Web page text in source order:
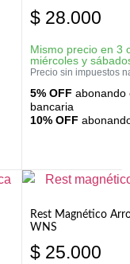
$ 28.000
Mismo precio en 3
miércoles y
Precio sin impuestos
5% OFF abonando
bancaria
10% OFF
Rest Magnético
WNS
$ 25.000